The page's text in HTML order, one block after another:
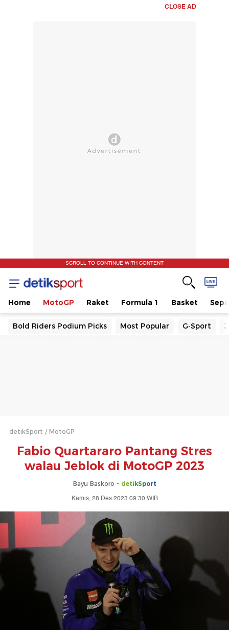
CLOSE AD
SCROLL TO CONTINUE WITH CONTENT
Home MotoGP Raket Formula 1 Basket
Bold Riders Podium Picks Most Popular G-Sport
detikSport MotoGP
Fabio Quartararo Pantang Stres
walau Jeblok di MotoGP 2023
Bayu Baskoro - detikSport
Kamis, 28 Des 2023 09:30 WIB